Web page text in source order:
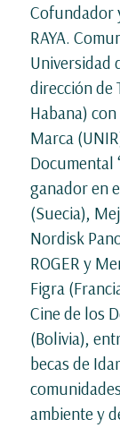
Cofundador
RAYA.
Universidad
dirección de
Habana)
Marca
Documental
ganador en
(Suecia),
Nordisk
ROGER y
Figra
Cine de los
(Bolivia),
becas de
ambiente y